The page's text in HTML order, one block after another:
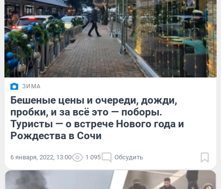
ЗИМА
Бешеные цены и очереди, дожди,
пробки, и за всё это — поборы.
Туристы — о встрече Нового года и
Рождества в Сочи
6 января, 2022, 13:00 1 095 Обсудить